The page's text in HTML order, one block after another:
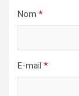
Nom *
E-mail *